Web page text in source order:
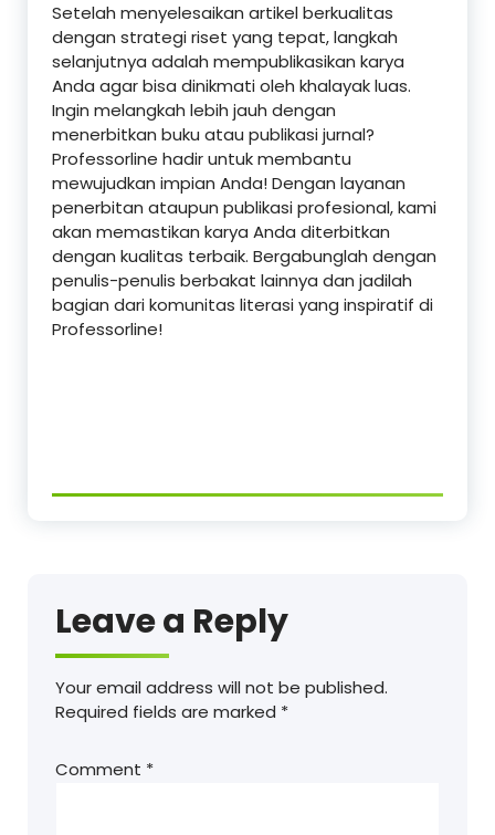
Setelah menyelesaikan artikel berkualitas
dengan strategi riset yang tepat, langkah
selanjutnya adalah mempublikasikan karya
Anda agar bisa dinikmati oleh khalayak luas.
Ingin melangkah lebih jauh dengan
menerbitkan buku atau publikasi jurnal?
Professorline hadir untuk membantu
mewujudkan impian Anda! Dengan layanan
penerbitan ataupun publikasi profesional, kami
akan memastikan karya Anda diterbitkan
dengan kualitas terbaik. Bergabunglah dengan
penulis-penulis berbakat lainnya dan jadilah
bagian dari komunitas literasi yang inspiratif di
Professorline!
Leave a Reply
Your email address will not be published.
Required fields are marked *
Comment *